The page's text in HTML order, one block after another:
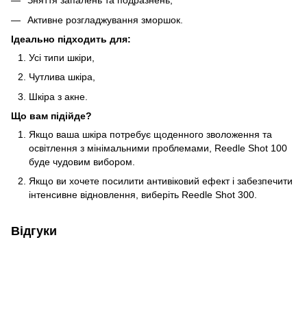
Активне розгладжування зморшок.
Ідеально підходить для:
Усі типи шкіри,
Чутлива шкіра,
Шкіра з акне.
Що вам підійде?
Якщо ваша шкіра потребує щоденного зволоження та
освітлення з мінімальними проблемами, Reedle Shot 100
буде чудовим вибором.
Якщо ви хочете посилити антивіковий ефект і забезпечити
інтенсивне відновлення, виберіть Reedle Shot 300.
Відгуки